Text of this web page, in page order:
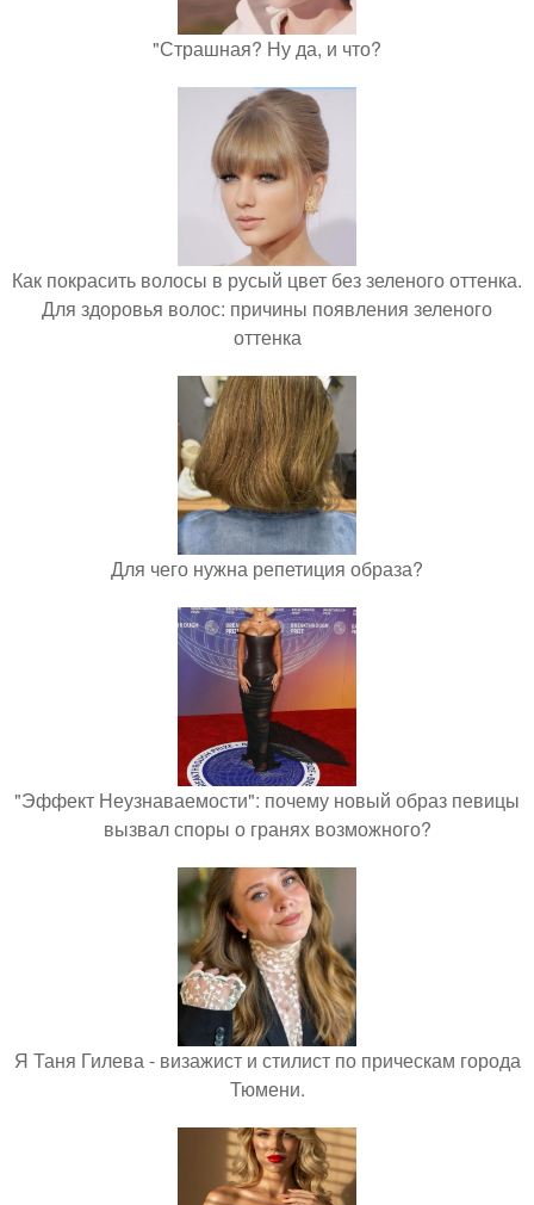
"Страшная? Ну да, и что?
Как покрасить волосы в русый цвет без зеленого оттенка.
Для здоровья волос: причины появления зеленого
оттенка
Для чего нужна репетиция образа?
"Эффект Неузнаваемости": почему новый образ певицы
вызвал споры о гранях возможного?
Я Таня Гилева - визажист и стилист по прическам города
Тюмени.